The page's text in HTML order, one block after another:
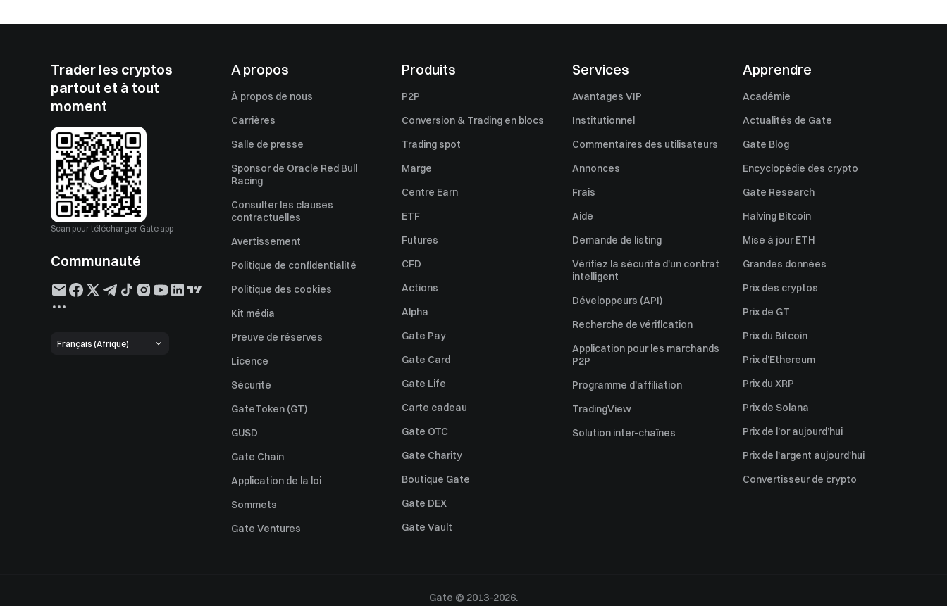
Trader les cryptos
partout et à tout
moment
Scan pour télécharger Gate app
Communauté
Français (Afrique)
A propos
À propos de nous
Carrières
Salle de presse
Sponsor de Oracle Red Bull
Racing
Consulter les clauses
contractuelles
Avertissement
Politique de confidentialité
Politique des cookies
Kit média
Preuve de réserves
Licence
Sécurité
GateToken (GT)
GUSD
Gate Chain
Application de la loi
Sommets
Gate Ventures
Produits
P2P
Conversion & Trading en blocs
Trading spot
Marge
Centre Earn
ETF
Futures
CFD
Actions
Alpha
Gate Pay
Gate Card
Gate Life
Carte cadeau
Gate OTC
Gate Charity
Boutique Gate
Gate DEX
Gate Vault
Services
Avantages VIP
Institutionnel
Commentaires des utilisateurs
Annonces
Frais
Aide
Demande de listing
Vérifiez la sécurité d'un contrat
intelligent
Développeurs (API)
Recherche de vérification
Application pour les marchands
P2P
Programme d'affiliation
TradingView
Solution inter-chaînes
Apprendre
Académie
Actualités de Gate
Gate Blog
Encyclopédie des crypto
Gate Research
Halving Bitcoin
Mise à jour ETH
Grandes données
Prix des cryptos
Prix de GT
Prix du Bitcoin
Prix d’Ethereum
Prix du XRP
Prix de Solana
Prix de l’or aujourd’hui
Prix de l'argent aujourd'hui
Convertisseur de crypto
Gate © 2013-2026.